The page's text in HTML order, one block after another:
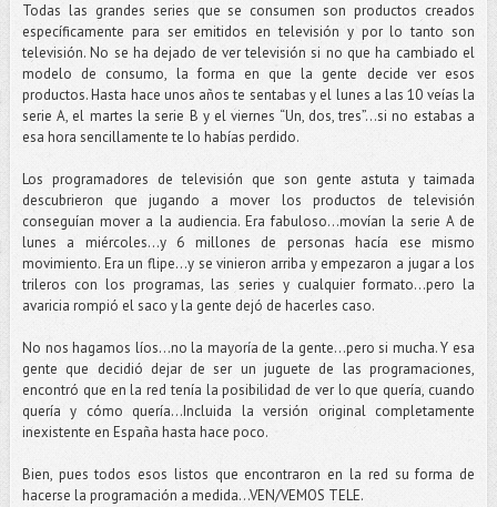
Todas las grandes series que se consumen son productos creados
específicamente para ser emitidos en televisión y por lo tanto son
televisión. No se ha dejado de ver televisión si no que ha cambiado el
modelo de consumo, la forma en que la gente decide ver esos
productos. Hasta hace unos años te sentabas y el lunes a las 10 veías la
serie A, el martes la serie B y el viernes “Un, dos, tres”…si no estabas a
esa hora sencillamente te lo habías perdido.
Los programadores de televisión que son gente astuta y taimada
descubrieron que jugando a mover los productos de televisión
conseguían mover a la audiencia. Era fabuloso…movían la serie A de
lunes a miércoles...y 6 millones de personas hacía ese mismo
movimiento. Era un flipe...y se vinieron arriba y empezaron a jugar a los
trileros con los programas, las series y cualquier formato…pero la
avaricia rompió el saco y la gente dejó de hacerles caso.
No nos hagamos líos...no la mayoría de la gente...pero si mucha. Y esa
gente que decidió dejar de ser un juguete de las programaciones,
encontró que en la red tenía la posibilidad de ver lo que quería, cuando
quería y cómo quería...Incluida la versión original completamente
inexistente en España hasta hace poco.
Bien, pues todos esos listos que encontraron en la red su forma de
hacerse la programación a medida…VEN/VEMOS TELE.